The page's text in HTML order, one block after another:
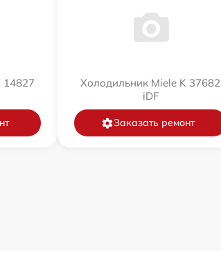
14827
Холодильник Miele K 37682
iDF
Заказать ремонт